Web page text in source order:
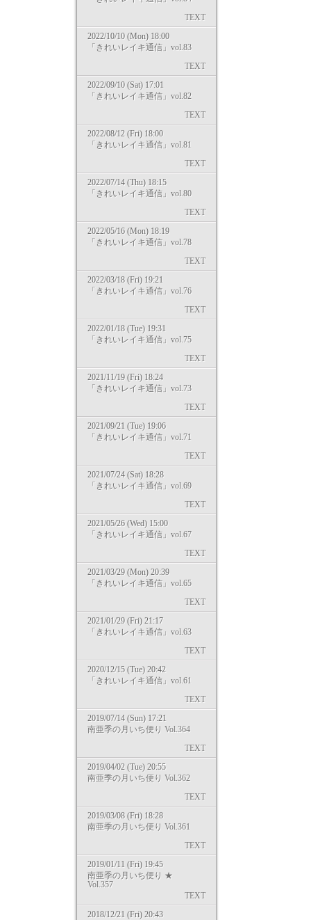
TEXT
2022/10/10 (Mon) 18:00
「きれいレイキ通信」vol.83
TEXT
2022/09/10 (Sat) 17:01
「きれいレイキ通信」vol.82
TEXT
2022/08/12 (Fri) 18:00
「きれいレイキ通信」vol.81
TEXT
2022/07/14 (Thu) 18:15
「きれいレイキ通信」vol.80
TEXT
2022/05/16 (Mon) 18:19
「きれいレイキ通信」vol.78
TEXT
2022/03/18 (Fri) 19:21
「きれいレイキ通信」vol.76
TEXT
2022/01/18 (Tue) 19:31
「きれいレイキ通信」vol.75
TEXT
2021/11/19 (Fri) 18:24
「きれいレイキ通信」vol.73
TEXT
2021/09/21 (Tue) 19:06
「きれいレイキ通信」vol.71
TEXT
2021/07/24 (Sat) 18:28
「きれいレイキ通信」vol.69
TEXT
2021/05/26 (Wed) 15:00
「きれいレイキ通信」vol.67
TEXT
2021/03/29 (Mon) 20:39
「きれいレイキ通信」vol.65
TEXT
2021/01/29 (Fri) 21:17
「きれいレイキ通信」vol.63
TEXT
2020/12/15 (Tue) 20:42
「きれいレイキ通信」vol.61
TEXT
2019/07/14 (Sun) 17:21
南亜季の月いち便り Vol.364
TEXT
2019/04/02 (Tue) 20:55
南亜季の月いち便り Vol.362
TEXT
2019/03/08 (Fri) 18:28
南亜季の月いち便り Vol.361
TEXT
2019/01/11 (Fri) 19:45
南亜季の月いち便り ★
Vol.357
TEXT
2018/12/21 (Fri) 20:43